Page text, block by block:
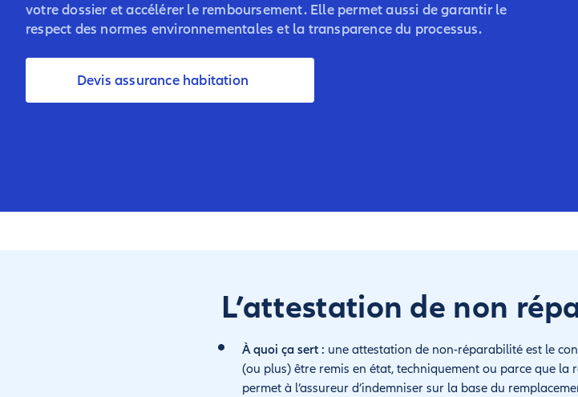
votre dossier et accélérer le remboursement. Elle permet aussi de garantir le
respect des normes environnementales et la transparence du processus.
Devis assurance habitation
L’attestation de non
À quoi ça sert : une attestation de non-réparabilité est le
(ou plus) être remis en état, techniquement ou parce que
permet à l’assureur d’indemniser sur la base du